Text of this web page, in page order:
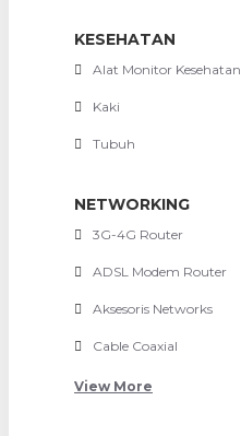
KESEHATAN
Alat Monitor Kesehatan
Kaki
Tubuh
NETWORKING
3G-4G Router
ADSL Modem Router
Aksesoris Networks
Cable Coaxial
View More